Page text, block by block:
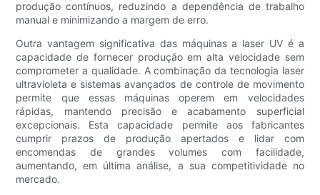
produção contínuos, reduzindo a dependência de trabalho
manual e minimizando a margem de erro.
Outra vantagem significativa das máquinas a laser UV é a
capacidade de fornecer produção em alta velocidade sem
comprometer a qualidade. A combinação da tecnologia laser
ultravioleta e sistemas avançados de controle de movimento
permite que essas máquinas operem em velocidades
rápidas, mantendo precisão e acabamento superficial
excepcionais. Esta capacidade permite aos fabricantes
cumprir prazos de produção apertados e lidar com
encomendas de grandes volumes com facilidade,
aumentando, em última análise, a sua competitividade no
mercado.